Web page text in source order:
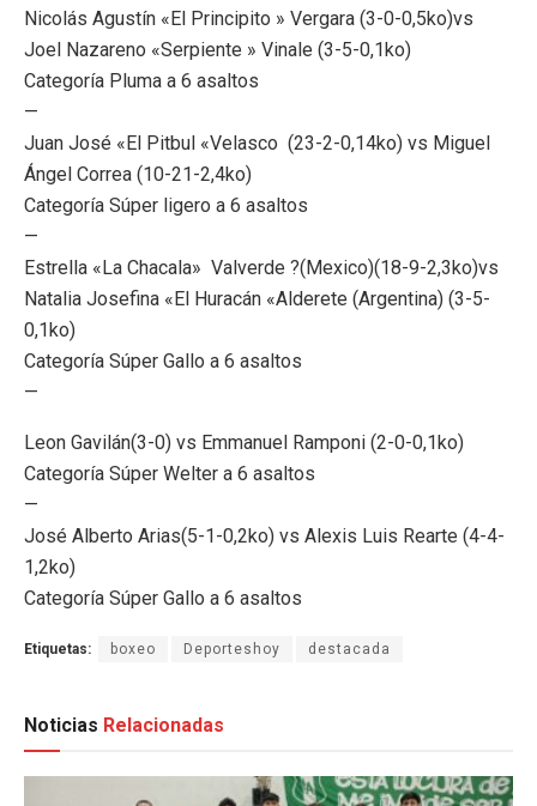
Nicolás Agustín «El Principito » Vergara (3-0-0,5ko)vs
Joel Nazareno «Serpiente » Vinale (3-5-0,1ko)
Categoría Pluma a 6 asaltos
—
Juan José «El Pitbul «Velasco (23-2-0,14ko) vs Miguel
Ángel Correa (10-21-2,4ko)
Categoría Súper ligero a 6 asaltos
—
Estrella «La Chacala» Valverde ?(Mexico)(18-9-2,3ko)vs
Natalia Josefina «El Huracán «Alderete (Argentina) (3-5-
0,1ko)
Categoría Súper Gallo a 6 asaltos
—
Leon Gavilán(3-0) vs Emmanuel Ramponi (2-0-0,1ko)
Categoría Súper Welter a 6 asaltos
—
José Alberto Arias(5-1-0,2ko) vs Alexis Luis Rearte (4-4-
1,2ko)
Categoría Súper Gallo a 6 asaltos
Etiquetas: boxeo Deporteshoy destacada
Noticias Relacionadas